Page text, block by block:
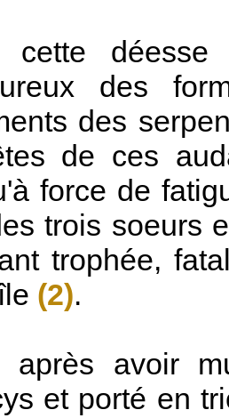
cette
des
des
de ces
force de
trois soeurs
trophée,
(2).
après avoir
et porté en